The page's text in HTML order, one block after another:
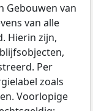
Gebouwen van
van alle
Hierin zijn,
Per
zoals
Voorlopige